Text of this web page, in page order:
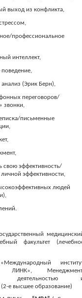
выход из конфликта,
профессиональное
интеллект,
поведение,
анализ (Эрик Берн),
переговоров/
звонки,
письменные
свою эффективность/
эффективности,
людей
факультет
ЛИНК»,
деятельностью
е высшее образование)